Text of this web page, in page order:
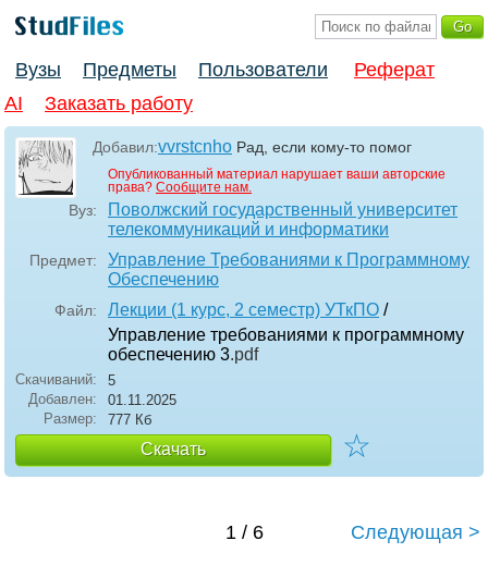
Вузы Предметы Пользователи
Реферат
AI
Заказать работу
Добавил:vvrstcnho Рад, если кому-то помог
Опубликованный материал нарушает ваши авторские
права? Сообщите нам.
Вуз:
Поволжский государственный университет
телекоммуникаций и информатики
Предмет:
Управление Требованиями к Программному
Обеспечению
Файл: Лекции (1 курс, 2 семестр) УТкПО /
Управление требованиями к программному
обеспечению 3.pdf
Скачиваний:
5
Добавлен:
01.11.2025
Размер:
777 Кб
Скачать ☆
1 / 6 Следующая >